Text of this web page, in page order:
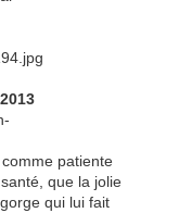
patiente
que la jolie
qui lui fait